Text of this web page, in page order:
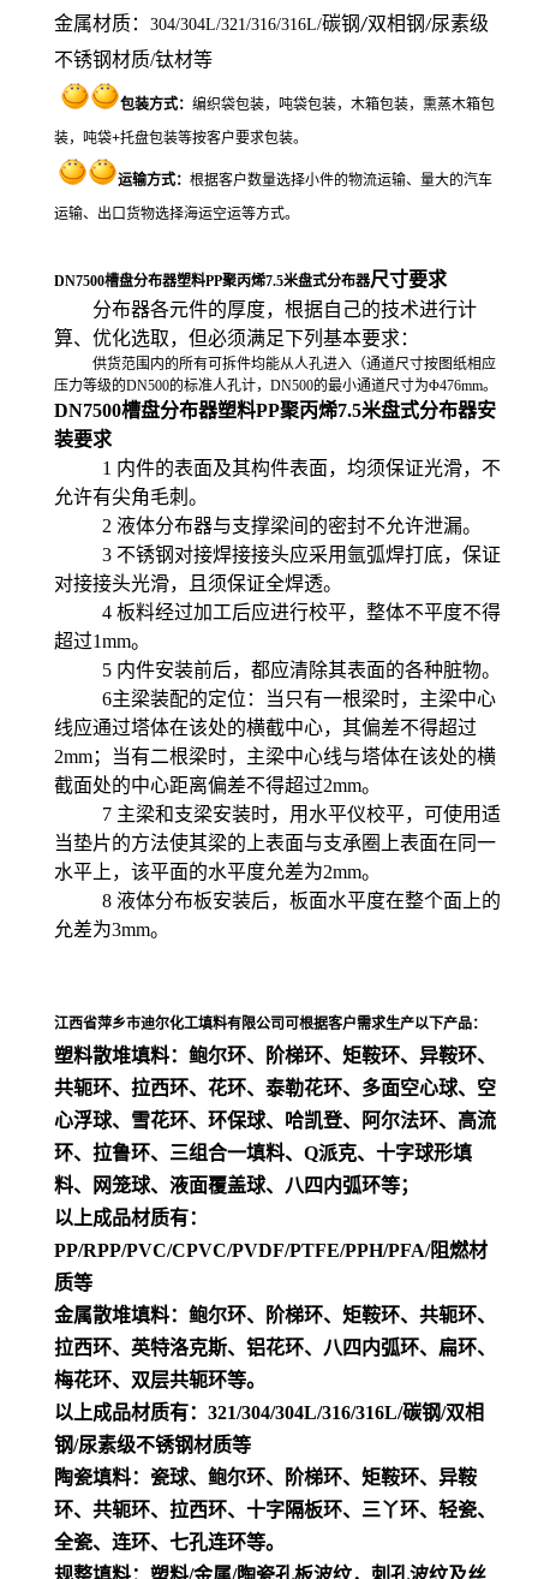
金属材质： 304/304L/321/316/316L/碳钢/双相钢/尿素级
不锈钢材质/钛材等
包装方式： 编织袋包装，吨袋包装，木箱包装，熏蒸木箱包
装，吨袋+托盘包装等按客户要求包装。
运输方式： 根据客户数量选择小件的物流运输、量大的汽车
运输、出口货物选择海运空运等方式。
DN7500槽盘分布器塑料PP聚丙烯7.5米盘式分布器尺寸要求
分布器各元件的厚度，根据自己的技术进行计
算、优化选取，但必须满足下列基本要求：
供货范围内的所有可拆件均能从人孔进入（通道尺寸按图纸相应
压力等级的DN500的标准人孔计，DN500的最小通道尺寸为Φ476mm。
DN7500槽盘分布器塑料PP聚丙烯7.5米盘式分布器安
装要求
1 内件的表面及其构件表面，均须保证光滑，不
允许有尖角毛刺。
2 液体分布器与支撑梁间的密封不允许泄漏。
3 不锈钢对接焊接接头应采用氩弧焊打底，保证
对接接头光滑，且须保证全焊透。
4 板料经过加工后应进行校平，整体不平度不得
超过1mm。
5 内件安装前后，都应清除其表面的各种脏物。
6主梁装配的定位：当只有一根梁时，主梁中心
线应通过塔体在该处的横截中心，其偏差不得超过
2mm；当有二根梁时，主梁中心线与塔体在该处的横
截面处的中心距离偏差不得超过2mm。
7 主梁和支梁安装时，用水平仪校平，可使用适
当垫片的方法使其梁的上表面与支承圈上表面在同一
水平上，该平面的水平度允差为2mm。
8 液体分布板安装后，板面水平度在整个面上的
允差为3mm。
江西省萍乡市迪尔化工填料有限公司可根据客户需求生产以下产品：
塑料散堆填料：鲍尔环、阶梯环、矩鞍环、异鞍环、
共轭环、拉西环、花环、泰勒花环、多面空心球、空
心浮球、雪花环、环保球、哈凯登、阿尔法环、高流
环、拉鲁环、三组合一填料、Q派克、十字球形填
料、网笼球、液面覆盖球、八四内弧环等；
以上成品材质有：
PP/RPP/PVC/CPVC/PVDF/PTFE/PPH/PFA/阻燃材
质等
金属散堆填料：鲍尔环、阶梯环、矩鞍环、共轭环、
拉西环、英特洛克斯、铝花环、八四内弧环、扁环、
梅花环、双层共轭环等。
以上成品材质有：321/304/304L/316/316L/碳钢/双相
钢/尿素级不锈钢材质等
陶瓷填料：瓷球、鲍尔环、阶梯环、矩鞍环、异鞍
环、共轭环、拉西环、十字隔板环、三丫环、轻瓷、
全瓷、连环、七孔连环等。
规整填料：塑料/金属/陶瓷孔板波纹，刺孔波纹及丝